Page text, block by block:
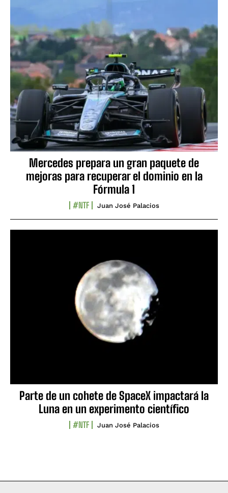
Mercedes prepara un gran paquete de
mejoras para recuperar el dominio en la
Fórmula 1
#NTF Juan José Palacios
Parte de un cohete de SpaceX impactará la
Luna en un experimento científico
#NTF Juan José Palacios